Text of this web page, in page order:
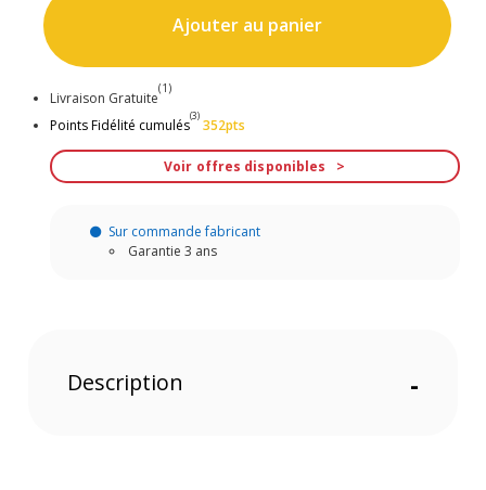
Ajouter au panier
Livraison Gratuite
(1)
Points Fidélité cumulés
(3)
352pts
Voir offres disponibles
Sur commande fabricant
Garantie 3 ans
Description -